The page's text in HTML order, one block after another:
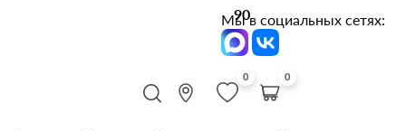
90
Мы в социальных сетях:
0 0